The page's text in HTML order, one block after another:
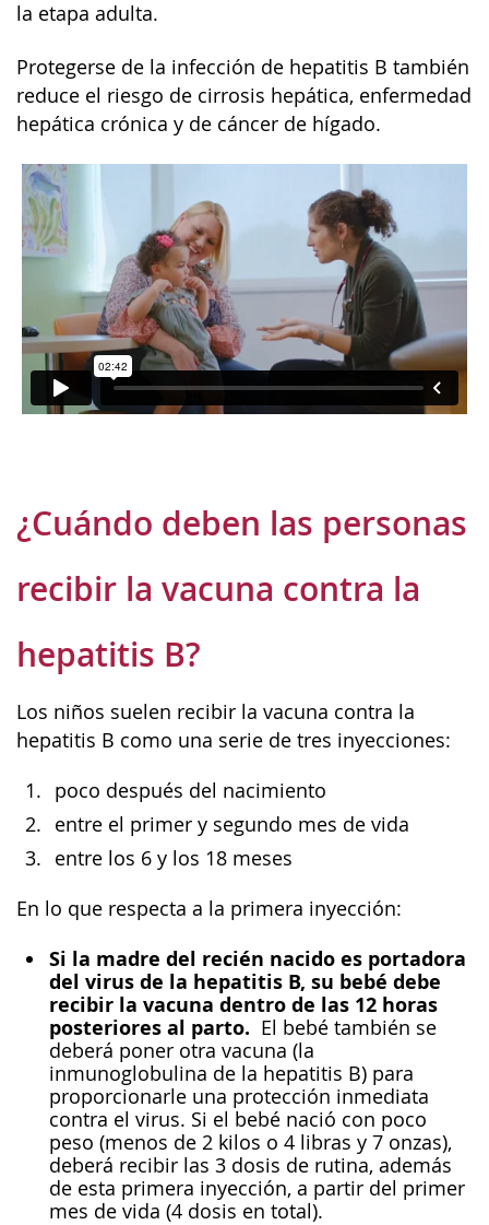
la etapa adulta.
Protegerse de la infección de hepatitis B también
reduce el riesgo de cirrosis hepática, enfermedad
hepática crónica y de cáncer de hígado.
¿Cuándo deben las personas
recibir la vacuna contra la
hepatitis B?
Los niños suelen recibir la vacuna contra la
hepatitis B como una serie de tres inyecciones:
poco después del nacimiento
entre el primer y segundo mes de vida
entre los 6 y los 18 meses
En lo que respecta a la primera inyección:
Si la madre del recién nacido es portadora
del virus de la hepatitis B, su bebé debe
recibir la vacuna dentro de las 12 horas
posteriores al parto. El bebé también se
deberá poner otra vacuna (la
inmunoglobulina de la hepatitis B) para
proporcionarle una protección inmediata
contra el virus. Si el bebé nació con poco
peso (menos de 2 kilos o 4 libras y 7 onzas),
deberá recibir las 3 dosis de rutina, además
de esta primera inyección, a partir del primer
mes de vida (4 dosis en total).